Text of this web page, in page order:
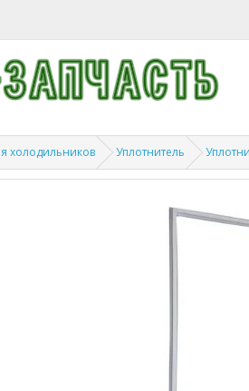
холодильников Уплотнитель